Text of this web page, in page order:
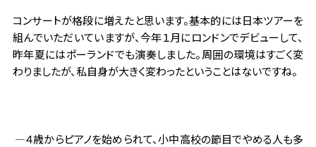
コンサートが格段に増えたと思います。基本的には日本ツアーを
組んでいただいていますが、今年１月にロンドンでデビューして、
昨年夏にはポーランドでも演奏しました。周囲の環境はすごく変
わりましたが、私自身が大きく変わったということはないですね。
―４歳からピアノを始められて、小中高校の節目でやめる人も多